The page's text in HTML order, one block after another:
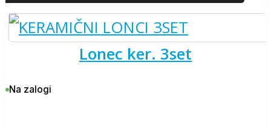
2,20 €.
lonec ker. 3set
Na zalogi